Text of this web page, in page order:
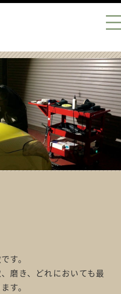
す。
磨き、どれにおいても最
す。